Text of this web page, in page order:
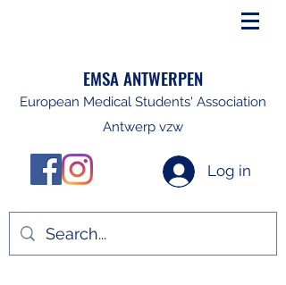
EMSA ANTWERPEN
European Medical Students' Association
Antwerp vzw
Log in